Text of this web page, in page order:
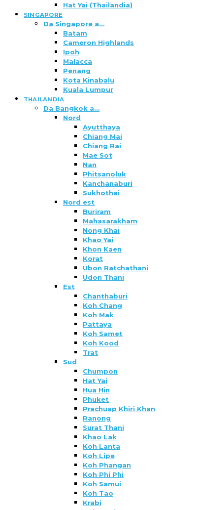
Hat Yai (Thailandia)
SINGAPORE
Da Singapore a…
Batam
Cameron Highlands
Ipoh
Malacca
Penang
Kota Kinabalu
Kuala Lumpur
THAILANDIA
Da Bangkok a…
Nord
Ayutthaya
Chiang Mai
Chiang Rai
Mae Sot
Nan
Phitsanoluk
Kanchanaburi
Sukhothai
Nord est
Buriram
Mahasarakham
Nong Khai
Khao Yai
Khon Kaen
Korat
Ubon Ratchathani
Udon Thani
Est
Chanthaburi
Koh Chang
Koh Mak
Pattaya
Koh Samet
Koh Kood
Trat
Sud
Chumpon
Hat Yai
Hua Hin
Phuket
Prachuap Khiri Khan
Ranong
Surat Thani
Khao Lak
Koh Lanta
Koh Lipe
Koh Phangan
Koh Phi Phi
Koh Samui
Koh Tao
Krabi